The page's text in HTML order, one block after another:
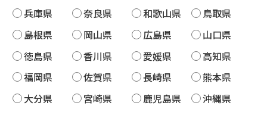
兵庫県
奈良県 和歌山県
鳥取県
島根県
岡山県 広島県
山口県
徳島県
香川県 愛媛県
高知県
福岡県
佐賀県 長崎県
熊本県
大分県
宮崎県 鹿児島県 沖縄県